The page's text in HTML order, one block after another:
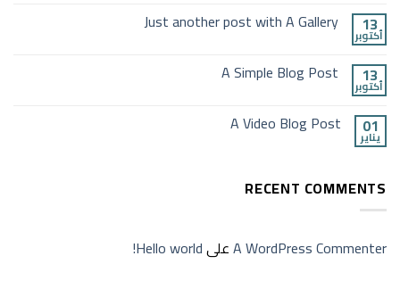
13
أكتوبر
Just another post with A Gallery
13
أكتوبر
A Simple Blog Post
01
يناير
A Video Blog Post
RECENT COMMENTS
A WordPress CommenterعلىHello world!